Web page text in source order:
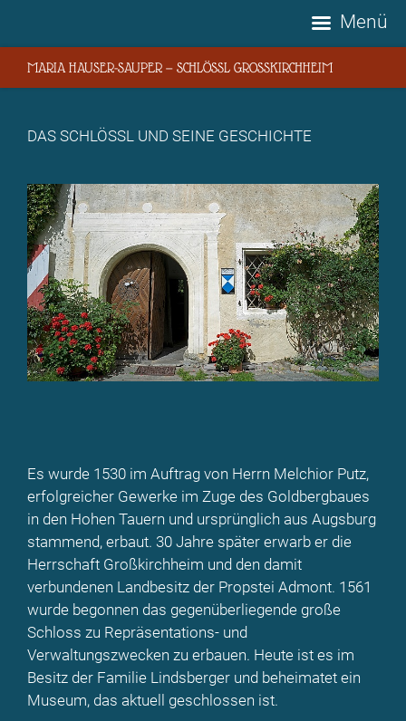
MARIA HAUSER-SAUPER — SCHLÖSSL GROSSKIRCHHEIM
Menü
DAS SCHLÖSSL UND SEINE GESCHICHTE
Es wurde 1530 im Auftrag von Herrn Melchior Putz,
erfolgreicher Gewerke im Zuge des Goldbergbaues
in den Hohen Tauern und ursprünglich aus Augsburg
stammend, erbaut. 30 Jahre später erwarb er die
Herrschaft Großkirchheim und den damit
verbundenen Landbesitz der Propstei Admont. 1561
wurde begonnen das gegenüberliegende große
Schloss zu Repräsentations- und
Verwaltungszwecken zu erbauen. Heute ist es im
Besitz der Familie Lindsberger und beheimatet ein
Museum, das aktuell geschlossen ist.